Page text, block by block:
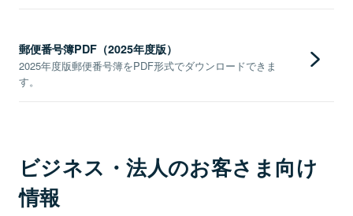
郵便番号簿PDF（2025年度版）
2025年度版郵便番号簿をPDF形式でダウンロードできま
す。
ビジネス・法人のお客さま向け
情報